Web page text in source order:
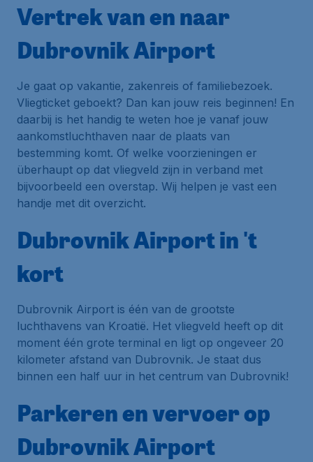
Vertrek van en naar
Dubrovnik Airport
Je gaat op vakantie, zakenreis of familiebezoek.
Vliegticket geboekt? Dan kan jouw reis beginnen! En
daarbij is het handig te weten hoe je vanaf jouw
aankomstluchthaven naar de plaats van
bestemming komt. Of welke voorzieningen er
überhaupt op dat vliegveld zijn in verband met
bijvoorbeeld een overstap. Wij helpen je vast een
handje met dit overzicht.
Dubrovnik Airport in 't
kort
Dubrovnik Airport is één van de grootste
luchthavens van Kroatië. Het vliegveld heeft op dit
moment één grote terminal en ligt op ongeveer 20
kilometer afstand van Dubrovnik. Je staat dus
binnen een half uur in het centrum van Dubrovnik!
Parkeren en vervoer op
Dubrovnik Airport